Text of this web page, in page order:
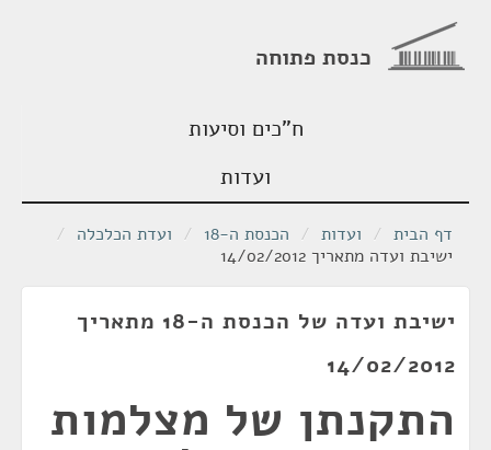
כנסת פתוחה
ח"כים וסיעות
ועדות
דף הבית / ועדות / הכנסת ה-18 / ועדת הכלכלה /
ישיבת ועדה מתאריך 14/02/2012
ישיבת ועדה של הכנסת ה-18 מתאריך
14/02/2012
התקנתן של מצלמות